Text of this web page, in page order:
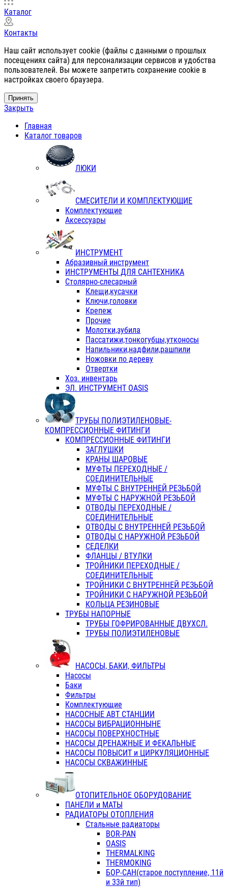
Каталог
Контакты
Наш сайт использует cookie (файлы с данными о прошлых
посещениях сайта) для персонализации сервисов и удобства
пользователей. Вы можете запретить сохранение cookie в
настройках своего браузера.
Принять
Закрыть
Главная
Каталог товаров
ЛЮКИ
СМЕСИТЕЛИ И КОМПЛЕКТУЮЩИЕ
Комплектующие
Аксессуары
ИНСТРУМЕНТ
Абразивный инструмент
ИНСТРУМЕНТЫ ДЛЯ САНТЕХНИКА
Столярно-слесарный
Клещи,кусачки
Ключи,головки
Крепеж
Прочие
Молотки,зубила
Пассатижи,тонкогубцы,утконосы
Напильники,надфили,рашпили
Ножовки по дереву
Отвертки
Хоз. инвентарь
ЭЛ. ИНСТРУМЕНТ OASIS
ТРУБЫ ПОЛИЭТИЛЕНОВЫЕ-
КОМПРЕССИОННЫЕ ФИТИНГИ
КОМПРЕССИОННЫЕ ФИТИНГИ
ЗАГЛУШКИ
КРАНЫ ШАРОВЫЕ
МУФТЫ ПЕРЕХОДНЫЕ /
СОЕДИНИТЕЛЬНЫЕ
МУФТЫ С ВНУТРЕННЕЙ РЕЗЬБОЙ
МУФТЫ С НАРУЖНОЙ РЕЗЬБОЙ
ОТВОДЫ ПЕРЕХОДНЫЕ /
СОЕДИНИТЕЛЬНЫЕ
ОТВОДЫ С ВНУТРЕННЕЙ РЕЗЬБОЙ
ОТВОДЫ С НАРУЖНОЙ РЕЗЬБОЙ
СЕДЕЛКИ
ФЛАНЦЫ / ВТУЛКИ
ТРОЙНИКИ ПЕРЕХОДНЫЕ /
СОЕДИНИТЕЛЬНЫЕ
ТРОЙНИКИ С ВНУТРЕННЕЙ РЕЗЬБОЙ
ТРОЙНИКИ С НАРУЖНОЙ РЕЗЬБОЙ
КОЛЬЦА РЕЗИНОВЫЕ
ТРУБЫ НАПОРНЫЕ
ТРУБЫ ГОФРИРОВАННЫЕ ДВУХСЛ.
ТРУБЫ ПОЛИЭТИЛЕНОВЫЕ
НАСОСЫ, БАКИ, ФИЛЬТРЫ
Насосы
Баки
Фильтры
Комплектующие
НАСОСНЫЕ АВТ СТАНЦИИ
НАСОСЫ ВИБРАЦИОННЫНЕ
НАСОСЫ ПОВЕРХНОСТНЫЕ
НАСОСЫ ДРЕНАЖНЫЕ И ФЕКАЛЬНЫЕ
НАСОСЫ ПОВЫСИТ и ЦИРКУЛЯЦИОННЫЕ
НАСОСЫ СКВАЖИННЫЕ
ОТОПИТЕЛЬНОЕ ОБОРУДОВАНИЕ
ПАНЕЛИ и МАТЫ
РАДИАТОРЫ ОТОПЛЕНИЯ
Стальные радиаторы
BOR-PAN
OASIS
THERMALKING
THERMOKING
БОР-САН(старое поступление, 11й
и 33й тип)